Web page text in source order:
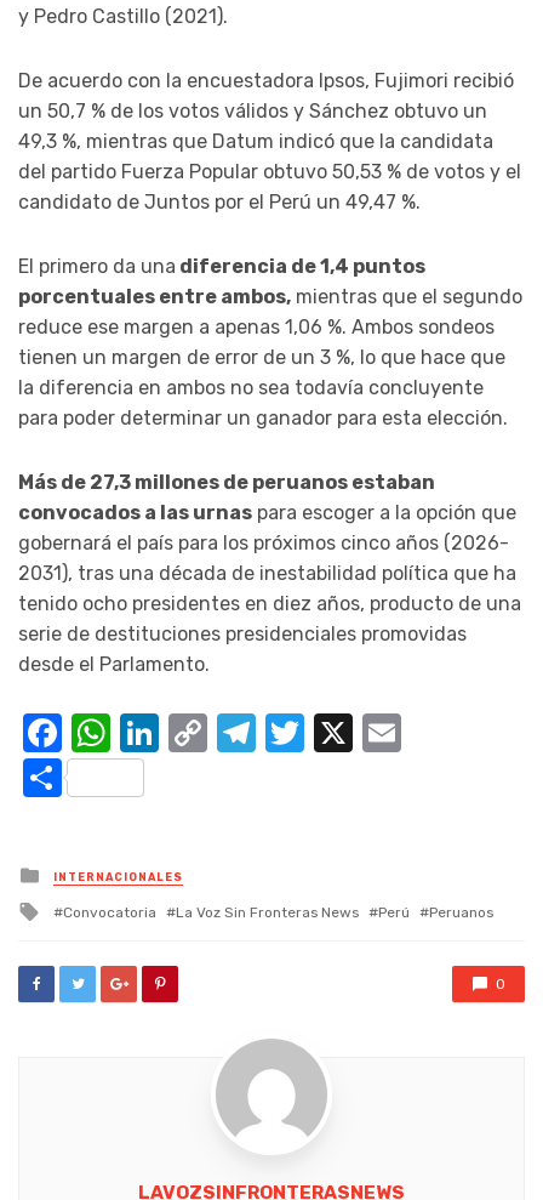
y Pedro Castillo (2021).
De acuerdo con la encuestadora Ipsos, Fujimori recibió
un 50,7 % de los votos válidos y Sánchez obtuvo un
49,3 %, mientras que Datum indicó que la candidata
del partido Fuerza Popular obtuvo 50,53 % de votos y el
candidato de Juntos por el Perú un 49,47 %.
El primero da una diferencia de 1,4 puntos
porcentuales entre ambos, mientras que el segundo
reduce ese margen a apenas 1,06 %. Ambos sondeos
tienen un margen de error de un 3 %, lo que hace que
la diferencia en ambos no sea todavía concluyente
para poder determinar un ganador para esta elección.
Más de 27,3 millones de peruanos estaban
convocados a las urnas para escoger a la opción que
gobernará el país para los próximos cinco años (2026-
2031), tras una década de inestabilidad política que ha
tenido ocho presidentes en diez años, producto de una
serie de destituciones presidenciales promovidas
desde el Parlamento.
Facebook
WhatsApp
LinkedIn
CopyTelegram
Twitter
X
Compartir
Posted
in
INTERNACIONALES
Tagged
Convocatoria La Voz Sin Fronteras News Perú Peruanos
0
LAVOZSINFRONTERASNEWS